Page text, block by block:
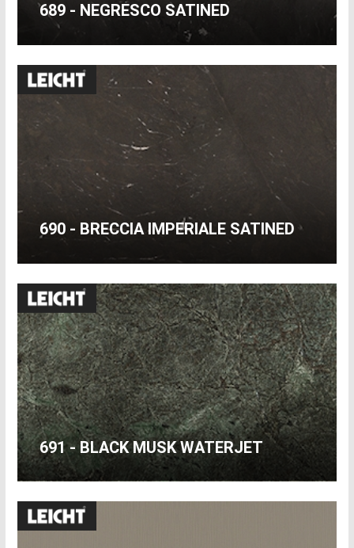
689 - NEGRESCO SATINED
690 - BRECCIA IMPERIALE SATINED
691 - BLACK MUSK WATERJET